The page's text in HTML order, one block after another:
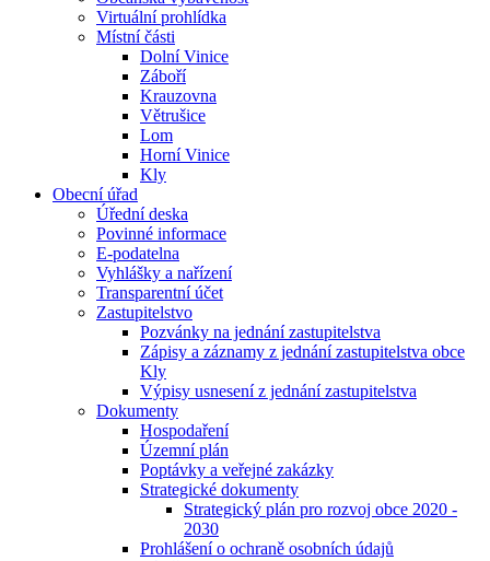
Virtuální prohlídka
Místní části
Dolní Vinice
Záboří
Krauzovna
Větrušice
Lom
Horní Vinice
Kly
Obecní úřad
Úřední deska
Povinné informace
E-podatelna
Vyhlášky a nařízení
Transparentní účet
Zastupitelstvo
Pozvánky na jednání zastupitelstva
Zápisy a záznamy z jednání zastupitelstva obce
Kly
Výpisy usnesení z jednání zastupitelstva
Dokumenty
Hospodaření
Územní plán
Poptávky a veřejné zakázky
Strategické dokumenty
Strategický plán pro rozvoj obce 2020 -
2030
Prohlášení o ochraně osobních údajů